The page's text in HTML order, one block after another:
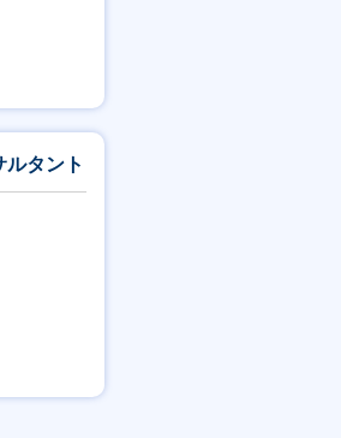
タント